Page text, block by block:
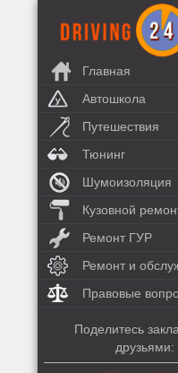
Главная
Автошкола
Путешествия
Тюнинг
Шумоизоляция
Кузовной
Ремонт ГУР
Ремонт и
Правовые
Поделитесь
друзьями: